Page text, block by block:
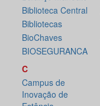
Biblioteca Central
Bibliotecas
BioChaves
BIOSEGURANCA
C
Campus de
Inovação de